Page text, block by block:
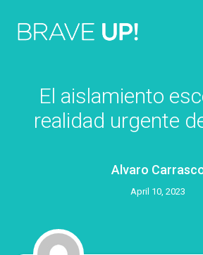
El aislamiento
realidad urgente
Alvaro
April 10, 2023